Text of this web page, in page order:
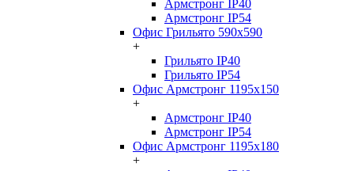
Армстронг IP40
Армстронг IP54
Офис Грильято 590x590
+
Грильято IP40
Грильято IP54
Офис Армстронг 1195x150
+
Армстронг IP40
Армстронг IP54
Офис Армстронг 1195x180
+